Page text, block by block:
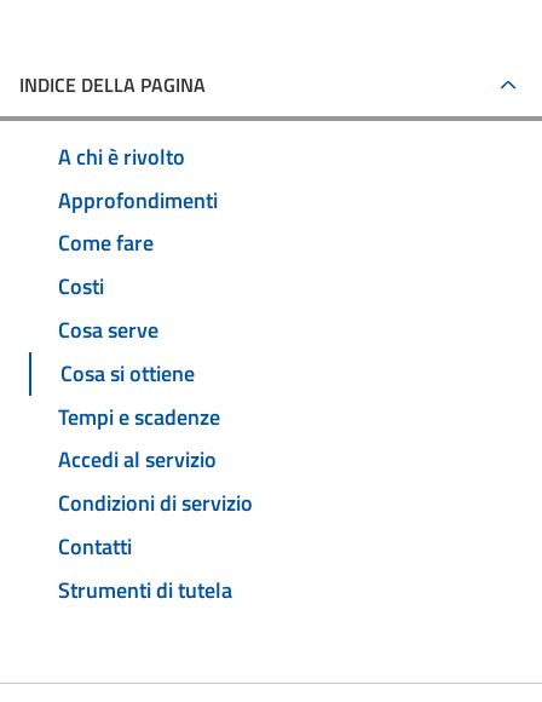
INDICE DELLA PAGINA
A chi è rivolto
Approfondimenti
Come fare
Costi
Cosa serve
Cosa si ottiene
Tempi e scadenze
Accedi al servizio
Condizioni di servizio
Contatti
Strumenti di tutela